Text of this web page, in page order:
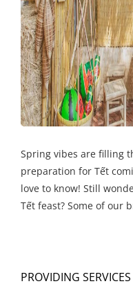
Spring vibes are filling
preparation for Tết
love to know! Still
Tết feast? Some of our
PROVIDING